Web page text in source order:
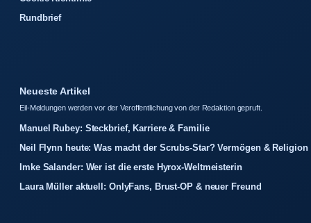
Rundbrief
Neueste Artikel
Eil-Meldungen werden vor der Veroffentlichung von der Redaktion gepruft.
Manuel Rubey: Steckbrief, Karriere & Familie
Neil Flynn heute: Was macht der Scrubs-Star? Vermögen & Religion
Imke Salander: Wer ist die erste Hyrox-Weltmeisterin
Laura Müller aktuell: OnlyFans, Brust-OP & neuer Freund